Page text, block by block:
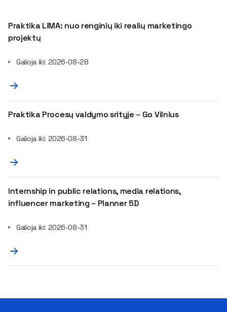
Praktika LiMA: nuo renginių iki realių marketingo
projektų
Galioja iki: 2026-08-28
Praktika Procesų valdymo srityje – Go Vilnius
Galioja iki: 2026-08-31
Internship in public relations, media relations,
influencer marketing – Planner 5D
Galioja iki: 2026-08-31